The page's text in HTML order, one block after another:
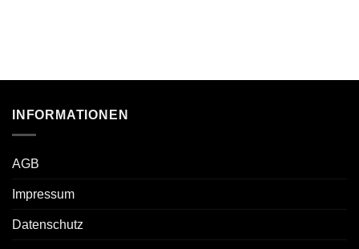
INFORMATIONEN
AGB
Impressum
Datenschutz